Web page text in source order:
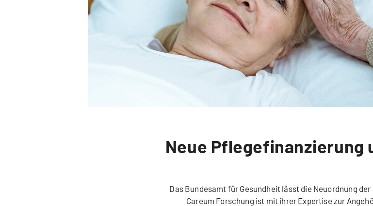
Neue Pflegefinanzierung
Das Bundesamt für Gesundheit lässt die Neuordnung
Careum Forschung ist mit ihrer Expertise zur